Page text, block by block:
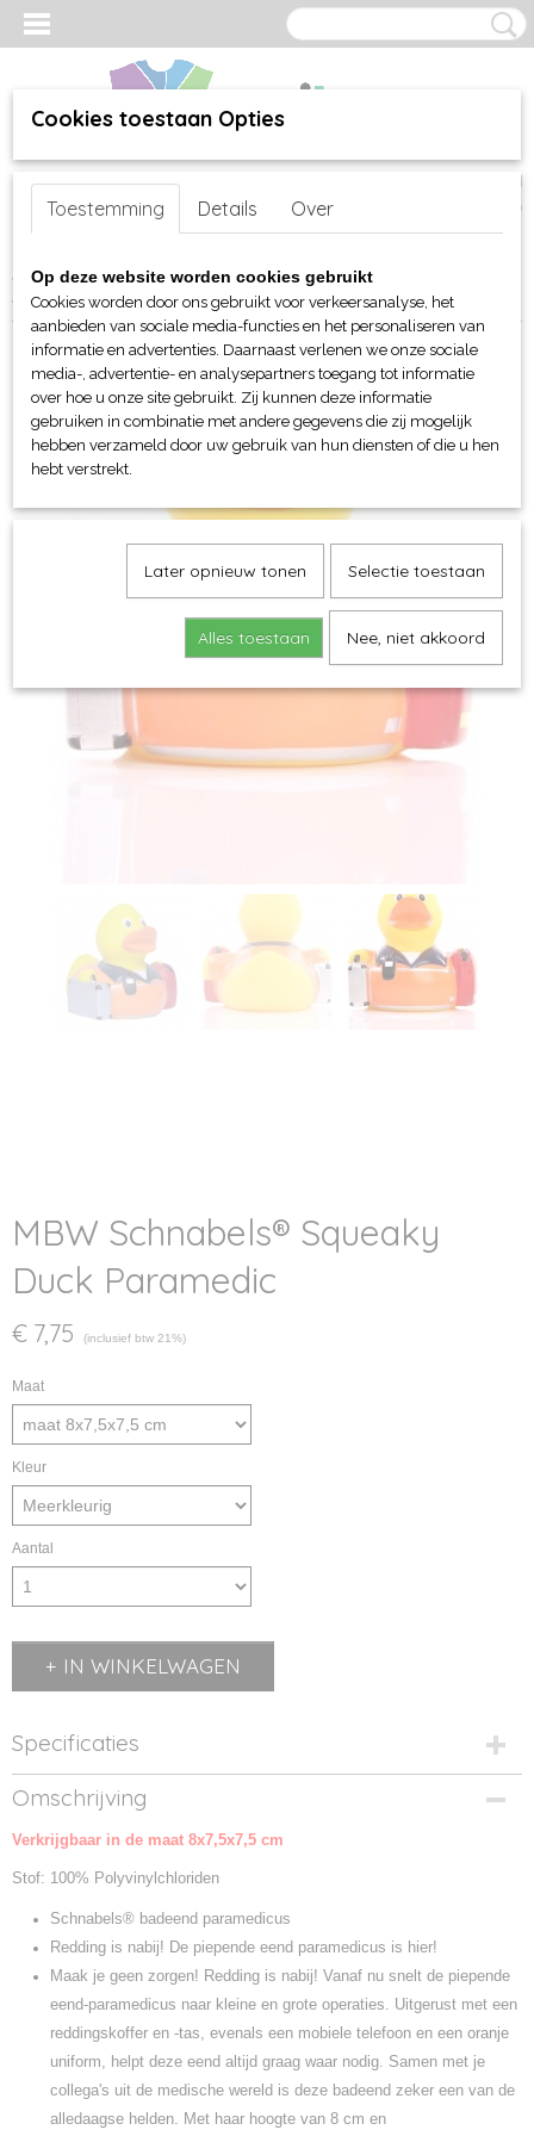
Inloggen Registreren
(0)
Home >webshop>Per merk >MBW Toys - Knuffels
MBW Schnabels® Squeaky Duck Paramedic
MBW Schnabels® Squeaky
Duck Paramedic
€ 7,75 (inclusief btw 21%)
Maat
Kleur
Aantal
IN WINKELWAGEN
Specificaties
Productcode
M131254-1
Productcode leverancier
Omschrijving
Verkrijgbaar in de maat 8x7,5x7,5 cm
Stof: 100% Polyvinylchloriden
Schnabels® badeend paramedicus
Redding is nabij! De piepende eend paramedicus is hier!
Maak je geen zorgen! Redding is nabij! Vanaf nu snelt de piepende
eend-paramedicus naar kleine en grote operaties. Uitgerust met een
reddingskoffer en -tas, evenals een mobiele telefoon en een oranje
uniform, helpt deze eend altijd graag waar nodig. Samen met je
collega's uit de medische wereld is deze badeend zeker een van de
alledaagse helden. Met haar hoogte van 8 cm en
Cookies toestaan Opties
Toestemming Details Over
Op deze website worden cookies gebruikt
Cookies worden door ons gebruikt voor verkeersanalyse, het
aanbieden van sociale media-functies en het personaliseren van
informatie en advertenties. Daarnaast verlenen we onze sociale
media-, advertentie- en analysepartners toegang tot informatie
over hoe u onze site gebruikt. Zij kunnen deze informatie
gebruiken in combinatie met andere gegevens die zij mogelijk
hebben verzameld door uw gebruik van hun diensten of die u hen
hebt verstrekt.
Later opnieuw tonen Selectie toestaan
Alles toestaan Nee, niet akkoord